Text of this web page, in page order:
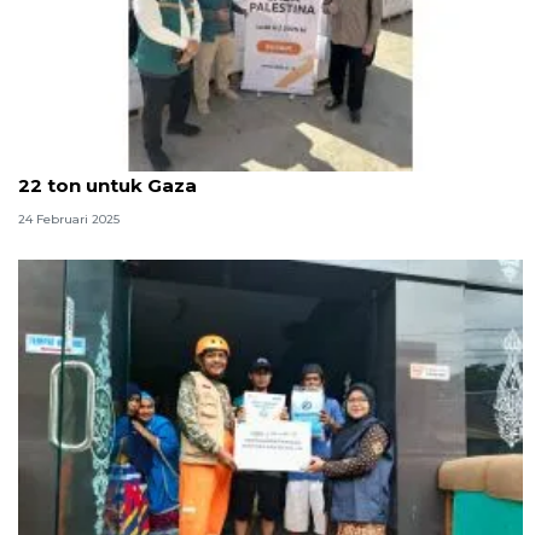
WIZ dan KITA Palestina salurkan bantuan gandum
22 ton untuk Gaza
24 Februari 2025